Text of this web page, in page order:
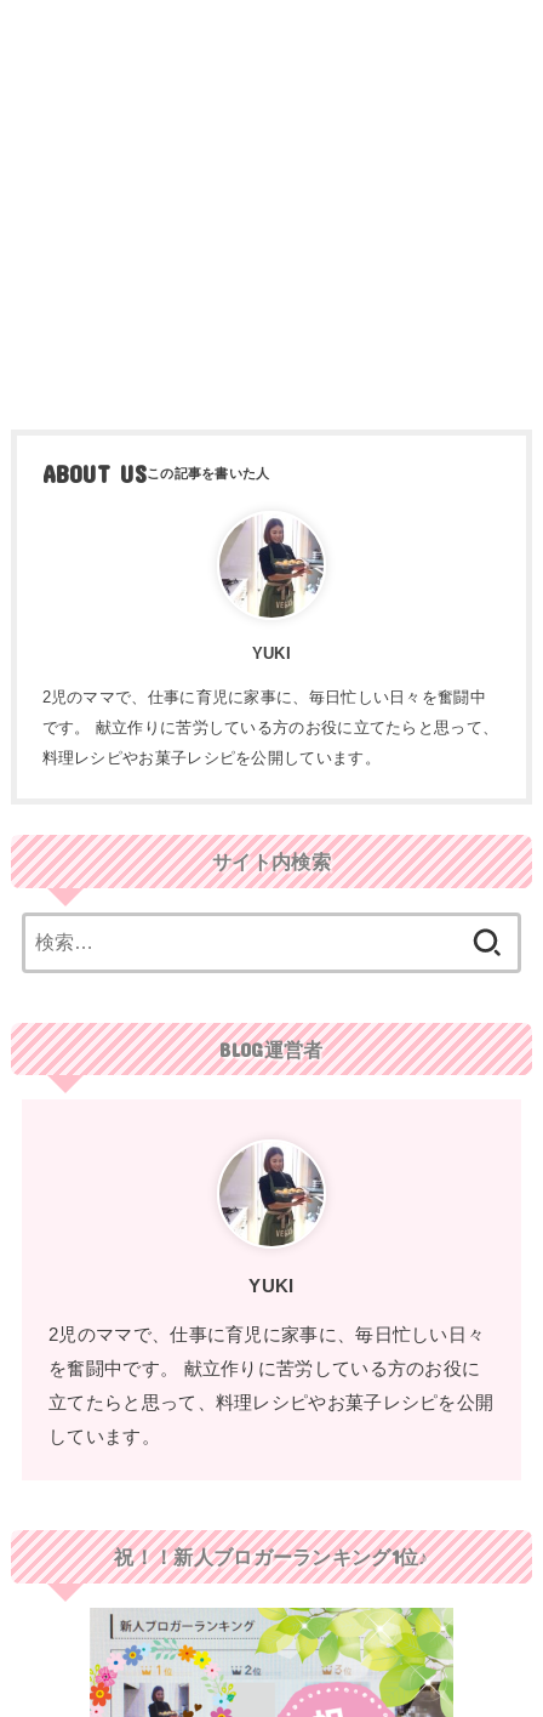
ABOUT US
YUKI
2児のママで、仕事に育児に家事に、毎日忙しい日々を奮闘中
です。 献立作りに苦労している方のお役に立てたらと思って、
料理レシピやお菓子レシピを公開しています。
サイト内検索
索:
BLOG運営者
YUKI
2児のママで、仕事に育児に家事に、毎日忙しい日々
を奮闘中です。 献立作りに苦労している方のお役に
立てたらと思って、料理レシピやお菓子レシピを公開
しています。
祝！！新人ブロガーランキング1位♪